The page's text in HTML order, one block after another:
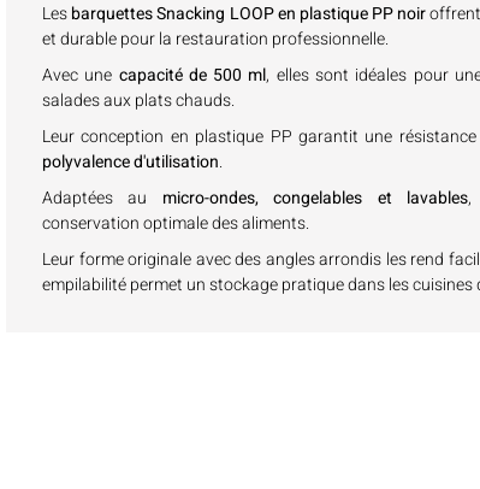
Lesbarquettes Snacking LOOP en plastique PP noir
et durable pour la restauration professionnelle.
Avec une capacité de 500 ml, elles sont idéales pour
salades aux plats chauds.
Leur conception en plastique PP garantit une
polyvalence d'utilisation.
Adaptées au micro-ondes, congelables et lavables,
conservation optimale des aliments.
Leur forme originale avec des angles arrondis les rend
empilabilité permet un stockage pratique dans les cuisines